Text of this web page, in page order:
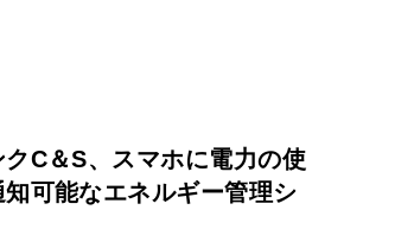
クC＆S、スマホに電力の使
可能なエネルギー管理シ